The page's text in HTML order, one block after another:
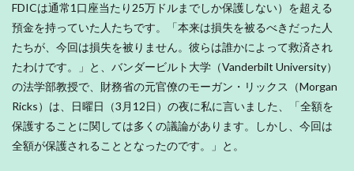
FDICは通常1口座当たり25万ドルまでしか保護しない）を超える
預金を持っていた人たちです。「本来は損失を被るべきだった人
たちが、今回は損失を被りません。彼らは誰かによって救済され
たわけです。」と、バンダービルト大学（Vanderbilt University）
の法学部教授で、財務省の元官僚のモーガン・リックス（Morgan
Ricks）は、日曜日（3月12日）の夜に私に言いました、「全額を
保護することに関しては多くの議論があります。しかし、今回は
全額が保護されることとなったのです。」と。